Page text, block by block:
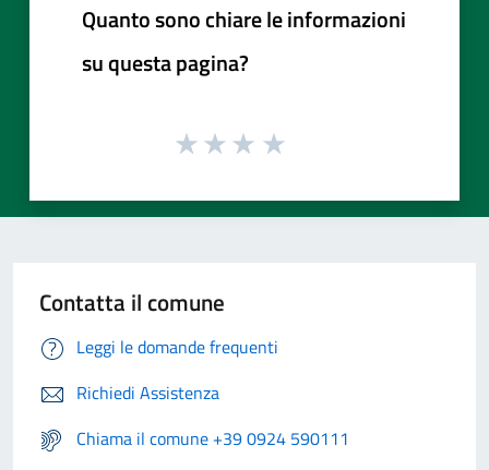
Quanto sono chiare le informazioni
su questa pagina?
Contatta il comune
Leggi le domande frequenti
Richiedi Assistenza
Chiama il comune +39 0924 590111